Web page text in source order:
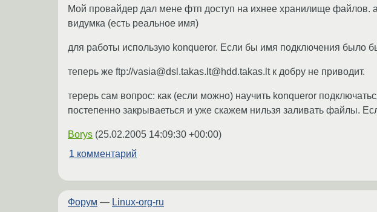
Мой провайдер дал мене фтп доступ на ихнее хранилище файлов.
видумка (есть реальное имя)
для работы использую konqueror. Если бы имя подключения было
теперь же ftp://vasia@dsl.takas.lt@hdd.takas.lt к добру не приводит.
терерь сам вопрос: как (если можно) научить konqueror
постепенно закрываеться и уже скажем нильзя заливать файлы.
Borys (25.02.2005 14:09:30 +00:00)
1 комментарий
Форум — Linux-org-ru